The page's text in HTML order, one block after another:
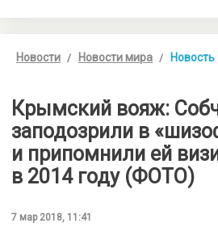
Новости Новости мира Новость
Крымский вояж:
заподозрили в
и припомнили ей
в 2014 году (ФОТО)
7 мар 2018, 11:41